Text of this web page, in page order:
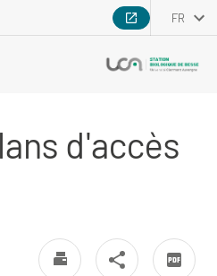
FR
d'accès